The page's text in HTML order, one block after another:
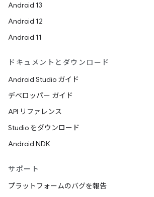
Android 13
Android 12
Android 11
ドキュメントとダウンロード
Android Studio ガイド
デベロッパー ガイド
API リファレンス
Studio をダウンロード
Android NDK
サポート
プラットフォームのバグを報告